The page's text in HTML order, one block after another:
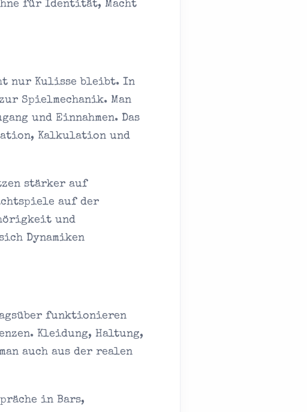
für Identität, Macht
nur Kulisse bleibt. In
Spielmechanik. Man
und Einnahmen. Das
Kalkulation und
stärker auf
auf der
und
Dynamiken
funktionieren
Kleidung, Haltung,
auch aus der realen
in Bars,